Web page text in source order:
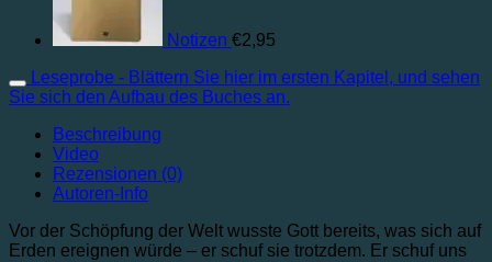
Notizen €2,95
Leseprobe - Blättern Sie hier im ersten Kapitel, und sehen
Sie sich den Aufbau des Buches an.
Beschreibung
Video
Rezensionen (0)
Autoren-Info
Vor der Schöpfung der Welt wusste Gott bereits, was sich auf
Erden ereignen würde – er schuf sie trotzdem. Er schuf uns